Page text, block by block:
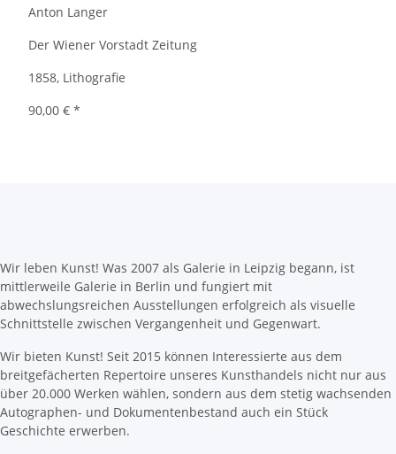
Anton Langer
Der Wiener Vorstadt Zeitung
1858, Lithografie
90,00 € *
Wir leben Kunst! Was 2007 als Galerie in Leipzig begann, ist
mittlerweile Galerie in Berlin und fungiert mit
abwechslungsreichen Ausstellungen erfolgreich als visuelle
Schnittstelle zwischen Vergangenheit und Gegenwart.
Wir bieten Kunst! Seit 2015 können Interessierte aus dem
breitgefächerten Repertoire unseres Kunsthandels nicht nur aus
über 20.000 Werken wählen, sondern aus dem stetig wachsenden
Autographen- und Dokumentenbestand auch ein Stück
Geschichte erwerben.